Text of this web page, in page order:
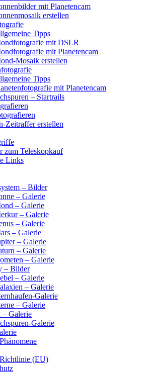
mit Planetencam
erstellen
Tipps
mit DSLR
mit Planetencam
Mosaik erstellen
Tipps
mit Planetencam
– Startrails
Zeitraffer erstellen
zum Teleskopkauf
Links
– Bilder
– Galerie
– Galerie
– Galerie
– Galerie
– Galerie
– Galerie
– Galerie
– Galerie
– Bilder
– Galerie
– Galerie
Galerie
– Galerie
– Galerie
Galerie
(EU)